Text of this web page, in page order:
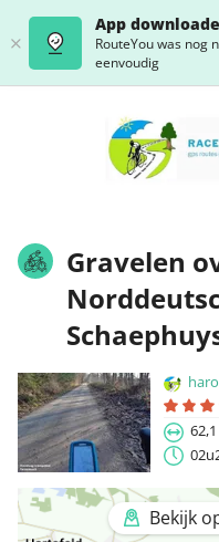
App
RouteYou was nog
eenvoudig
Gravelen
Bekijk